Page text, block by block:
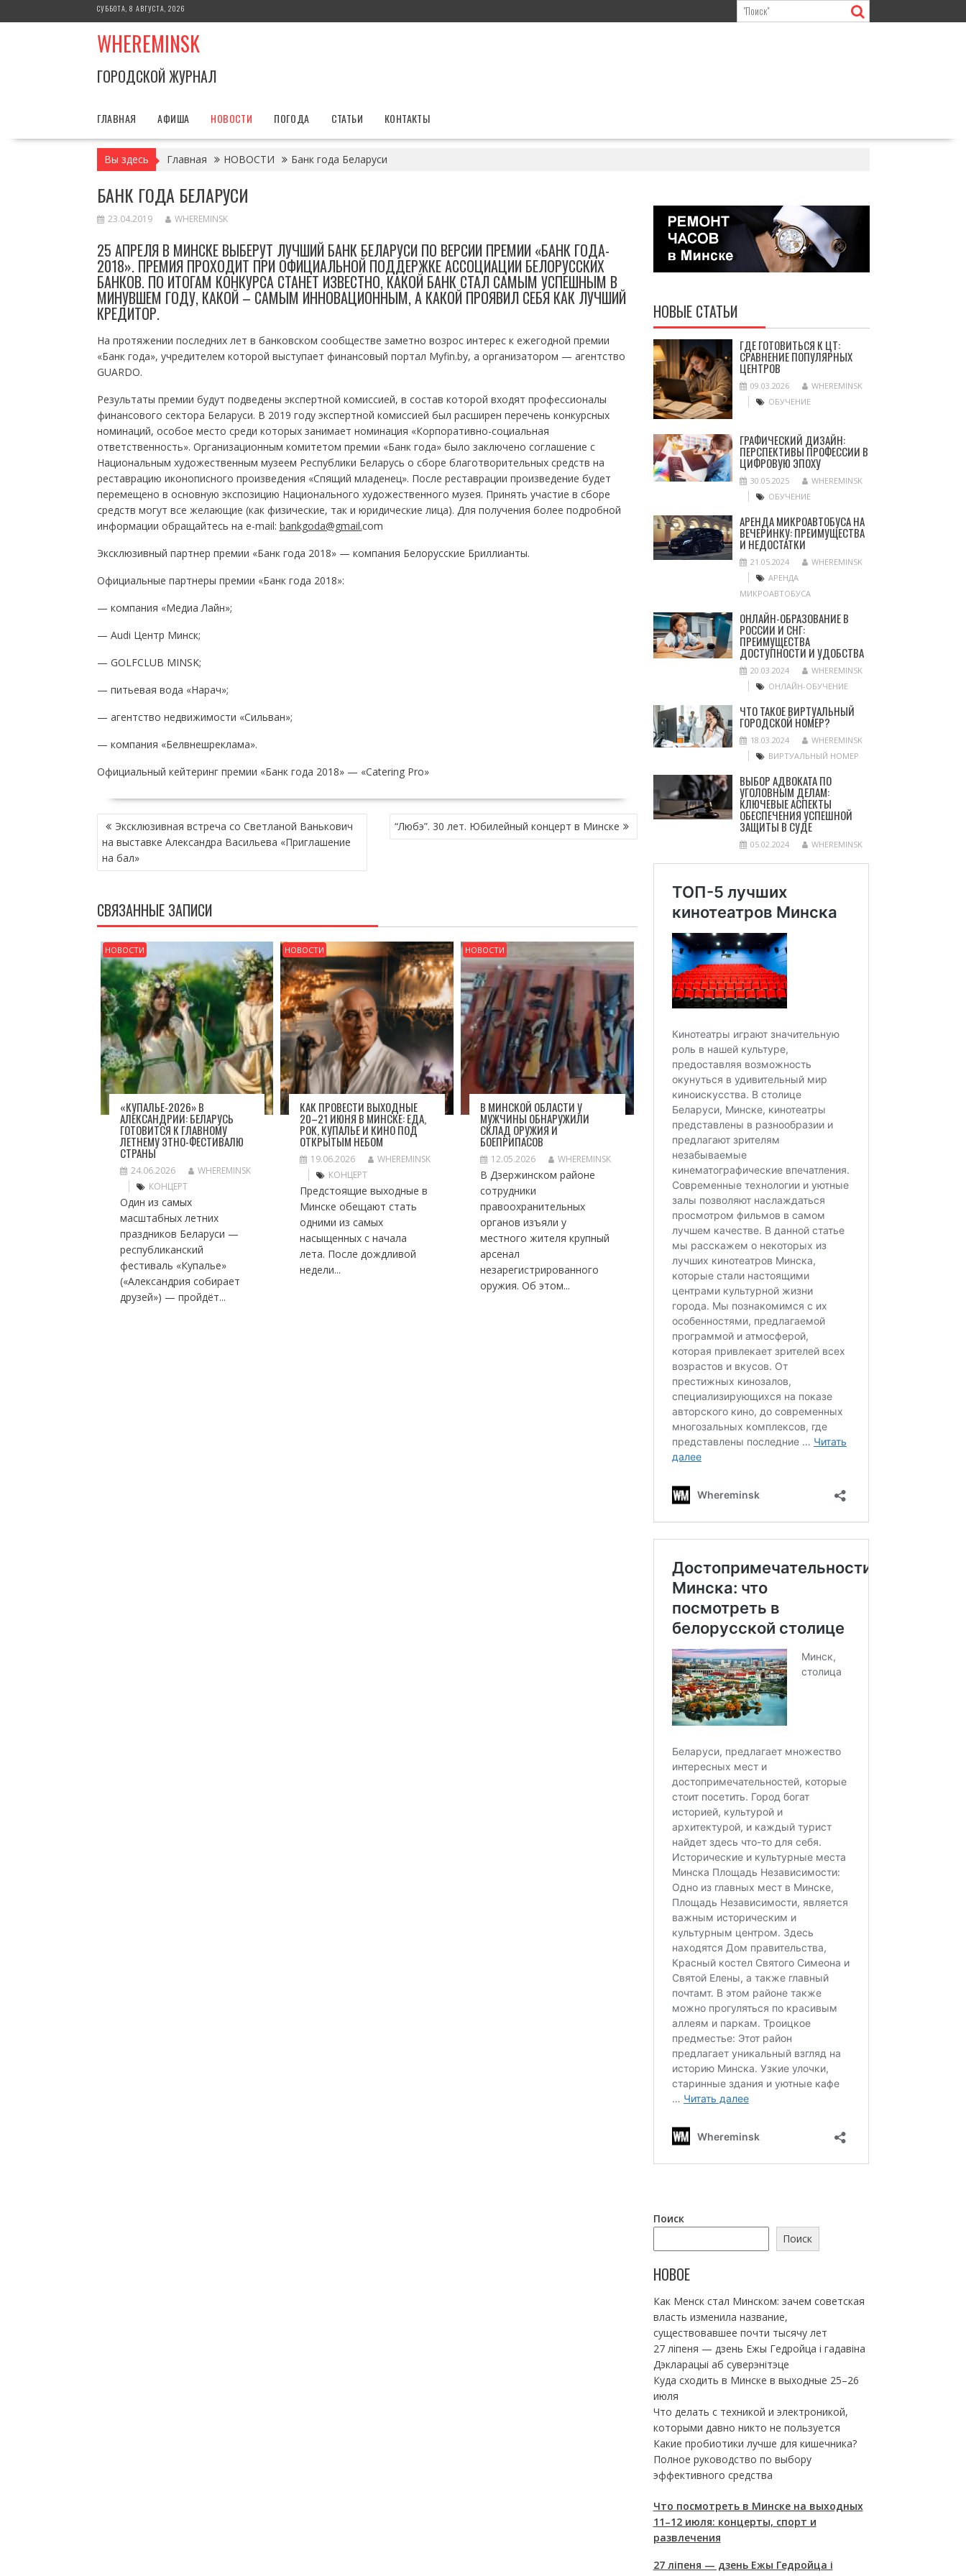
к
СУББОТА, 8 АВГУСТА, 2026
WHEREMINSK
ГОРОДСКОЙ ЖУРНАЛ
ГЛАВНАЯ АФИША НОВОСТИ ПОГОДА СТАТЬИ КОНТАКТЫ
Вы здесь Главная НОВОСТИ Банк года Беларуси
БАНК ГОДА БЕЛАРУСИ
23.04.2019 WHEREMINSK
25 АПРЕЛЯ В МИНСКЕ ВЫБЕРУТ ЛУЧШИЙ БАНК БЕЛАРУСИ ПО ВЕРСИИ ПРЕМИИ «БАНК ГОДА-
2018». ПРЕМИЯ ПРОХОДИТ ПРИ ОФИЦИАЛЬНОЙ ПОДДЕРЖКЕ АССОЦИАЦИИ БЕЛОРУССКИХ
БАНКОВ. ПО ИТОГАМ КОНКУРСА СТАНЕТ ИЗВЕСТНО, КАКОЙ БАНК СТАЛ САМЫМ УСПЕШНЫМ В
МИНУВШЕМ ГОДУ, КАКОЙ – САМЫМ ИННОВАЦИОННЫМ, А КАКОЙ ПРОЯВИЛ СЕБЯ КАК ЛУЧШИЙ
КРЕДИТОР.
На протяжении последних лет в банковском сообществе заметно возрос интерес к ежегодной премии
«Банк года», учредителем которой выступает финансовый портал Myfin.by, а организатором — агентство
GUARDO.
Результаты премии будут подведены экспертной комиссией, в состав которой входят профессионалы
финансового сектора Беларуси. В 2019 году экспертной комиссией был расширен перечень конкурсных
номинаций, особое место среди которых занимает номинация «Корпоративно-социальная
ответственность». Организационным комитетом премии «Банк года» было заключено соглашение с
Национальным художественным музеем Республики Беларусь о сборе благотворительных средств на
реставрацию иконописного произведения «Спящий младенец». После реставрации произведение будет
перемещено в основную экспозицию Национального художественного музея. Принять участие в сборе
средств могут все желающие (как физические, так и юридические лица). Для получения более подробной
информации обращайтесь на e-mail: bankgoda@gmail.com
Эксклюзивный партнер премии «Банк года 2018» — компания Белорусские Бриллианты.
Официальные партнеры премии «Банк года 2018»:
— компания «Медиа Лайн»;
— Audi Центр Минск;
— GOLFCLUB MINSK;
— питьевая вода «Нарач»;
— агентство недвижимости «Сильван»;
— компания «Белвнешреклама».
Официальный кейтеринг премии «Банк года 2018» — «Catering Pro»
НАВИГАЦИЯ
ПО
ЗАПИСЯМ
Эксклюзивная встреча со Светланой Ванькович
на выставке Александра Васильева «Приглашение
на бал»
“Любэ”. 30 лет. Юбилейный концерт в Минске
СВЯЗАННЫЕ ЗАПИСИ
НОВОСТИ
«КУПАЛЬЕ-2026» В
АЛЕКСАНДРИИ: БЕЛАРУСЬ
ГОТОВИТСЯ К ГЛАВНОМУ
ЛЕТНЕМУ ЭТНО-ФЕСТИВАЛЮ
СТРАНЫ
24.06.2026
WHEREMINSK
КОНЦЕРТ
Один из самых
масштабных летних
праздников Беларуси —
республиканский
фестиваль «Купалье»
(«Александрия собирает
друзей») — пройдёт...
НОВОСТИ
КАК ПРОВЕСТИ ВЫХОДНЫЕ
20–21 ИЮНЯ В МИНСКЕ: ЕДА,
РОК, КУПАЛЬЕ И КИНО ПОД
ОТКРЫТЫМ НЕБОМ
19.06.2026
WHEREMINSK
КОНЦЕРТ
Предстоящие выходные в
Минске обещают стать
одними из самых
насыщенных с начала
лета. После дождливой
недели...
НОВОСТИ
В МИНСКОЙ ОБЛАСТИ У
МУЖЧИНЫ ОБНАРУЖИЛИ
СКЛАД ОРУЖИЯ И
БОЕПРИПАСОВ
12.05.2026 WHEREMINSK
В Дзержинском районе
сотрудники
правоохранительных
органов изъяли у
местного жителя крупный
арсенал
незарегистрированного
оружия. Об этом...
НОВЫЕ СТАТЬИ
ГДЕ ГОТОВИТЬСЯ К ЦТ:
СРАВНЕНИЕ ПОПУЛЯРНЫХ
ЦЕНТРОВ
09.03.2026
WHEREMINSK
ОБУЧЕНИЕ
ГРАФИЧЕСКИЙ ДИЗАЙН:
ПЕРСПЕКТИВЫ ПРОФЕССИИ В
ЦИФРОВУЮ ЭПОХУ
30.05.2025
WHEREMINSK
ОБУЧЕНИЕ
АРЕНДА МИКРОАВТОБУСА НА
ВЕЧЕРИНКУ: ПРЕИМУЩЕСТВА
И НЕДОСТАТКИ
21.05.2024
WHEREMINSK
АРЕНДА
МИКРОАВТОБУСА
ОНЛАЙН-ОБРАЗОВАНИЕ В
РОССИИ И СНГ:
ПРЕИМУЩЕСТВА
ДОСТУПНОСТИ И УДОБСТВА
20.03.2024
WHEREMINSK
ОНЛАЙН-ОБУЧЕНИЕ
ЧТО ТАКОЕ ВИРТУАЛЬНЫЙ
ГОРОДСКОЙ НОМЕР?
18.03.2024
WHEREMINSK
ВИРТУАЛЬНЫЙ НОМЕР
ВЫБОР АДВОКАТА ПО
УГОЛОВНЫМ ДЕЛАМ:
КЛЮЧЕВЫЕ АСПЕКТЫ
ОБЕСПЕЧЕНИЯ УСПЕШНОЙ
ЗАЩИТЫ В СУДЕ
05.02.2024 WHEREMINSK
Поиск
Поиск
НОВОЕ
Как Менск стал Минском: зачем советская
власть изменила название,
существовавшее почти тысячу лет
27 ліпеня — дзень Ежы Гедройца і гадавіна
Дэкларацыі аб суверэнітэце
Куда сходить в Минске в выходные 25–26
июля
Что делать с техникой и электроникой,
которыми давно никто не пользуется
Какие пробиотики лучше для кишечника?
Полное руководство по выбору
эффективного средства
Что посмотреть в Минске на выходных
11–12 июля: концерты, спорт и
развлечения
27 ліпеня — дзень Ежы Гедройца і